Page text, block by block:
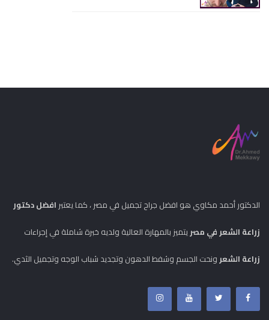
الدكتور أحمد مكاوي هو افضل جراح تجميل في مصر ، كما يعتبر افضل دكتور
زراعة الشعر في مصر يتميز بالمهارة العالية ولديه خبرة شاملة في إجراءات
زراعة الشعر ونحت الجسم وشفط الدهون وتجديد شباب الوجه وتجميل الثدي.